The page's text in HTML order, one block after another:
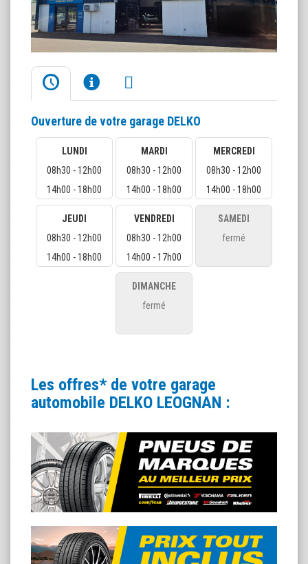
Ouverture de votre garage DELKO
LUNDI
08h30 - 12h00
14h00 - 18h00
MARDI
08h30 - 12h00
14h00 - 18h00
MERCREDI
08h30 - 12h00
14h00 - 18h00
JEUDI
08h30 - 12h00
14h00 - 18h00
VENDREDI
08h30 - 12h00
14h00 - 17h00
SAMEDI
fermé
DIMANCHE
fermé
Les offres* de votre garage
automobile DELKO LEOGNAN :